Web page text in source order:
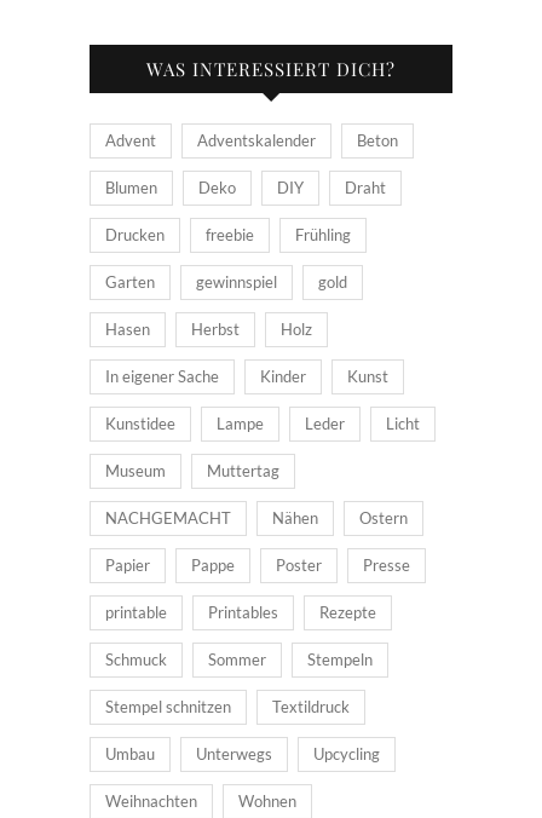
WAS INTERESSIERT DICH?
Advent Adventskalender Beton
Blumen Deko DIY Draht
Drucken freebie Frühling
Garten gewinnspiel gold
Hasen Herbst Holz
In eigener Sache Kinder Kunst
Kunstidee Lampe Leder Licht
Museum Muttertag
NACHGEMACHT Nähen Ostern
Papier Pappe Poster Presse
printable Printables Rezepte
Schmuck Sommer Stempeln
Stempel schnitzen Textildruck
Umbau Unterwegs Upcycling
Weihnachten Wohnen